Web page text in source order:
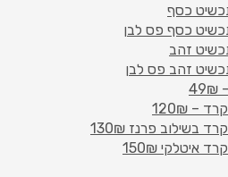
כסף
כסף פס לבן
זהב
זהב פס לבן
– 120₪
בשילוב פרנז 130₪
איטלקי 150₪